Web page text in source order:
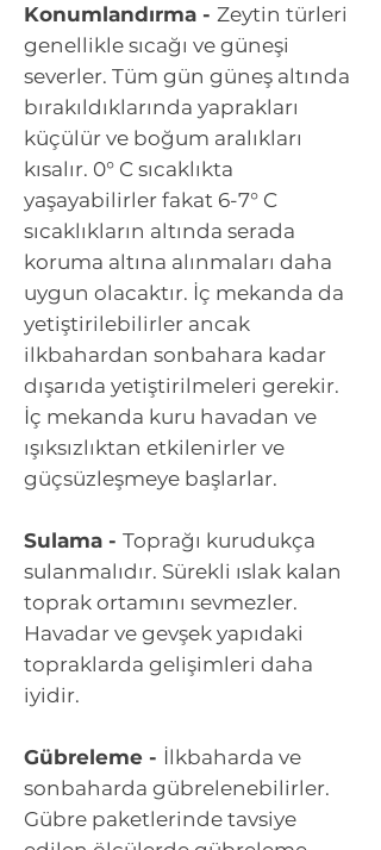
Konumlandırma - Zeytin türleri
genellikle sıcağı ve güneşi
severler. Tüm gün güneş altında
bırakıldıklarında yaprakları
küçülür ve boğum aralıkları
kısalır. 0° C sıcaklıkta
yaşayabilirler fakat 6-7° C
sıcaklıkların altında serada
koruma altına alınmaları daha
uygun olacaktır. İç mekanda da
yetiştirilebilirler ancak
ilkbahardan sonbahara kadar
dışarıda yetiştirilmeleri gerekir.
İç mekanda kuru havadan ve
ışıksızlıktan etkilenirler ve
güçsüzleşmeye başlarlar.
Sulama - Toprağı kurudukça
sulanmalıdır. Sürekli ıslak kalan
toprak ortamını sevmezler.
Havadar ve gevşek yapıdaki
topraklarda gelişimleri daha
iyidir.
Gübreleme - İlkbaharda ve
sonbaharda gübrelenebilirler.
Gübre paketlerinde tavsiye